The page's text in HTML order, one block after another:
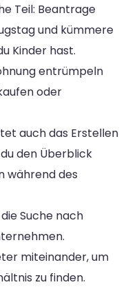
Teil: Beantrage
und kümmere
Kinder hast.
entrümpeln
oder
auch das Erstellen
den Überblick
während des
Suche nach
miteinander, um
zu finden.